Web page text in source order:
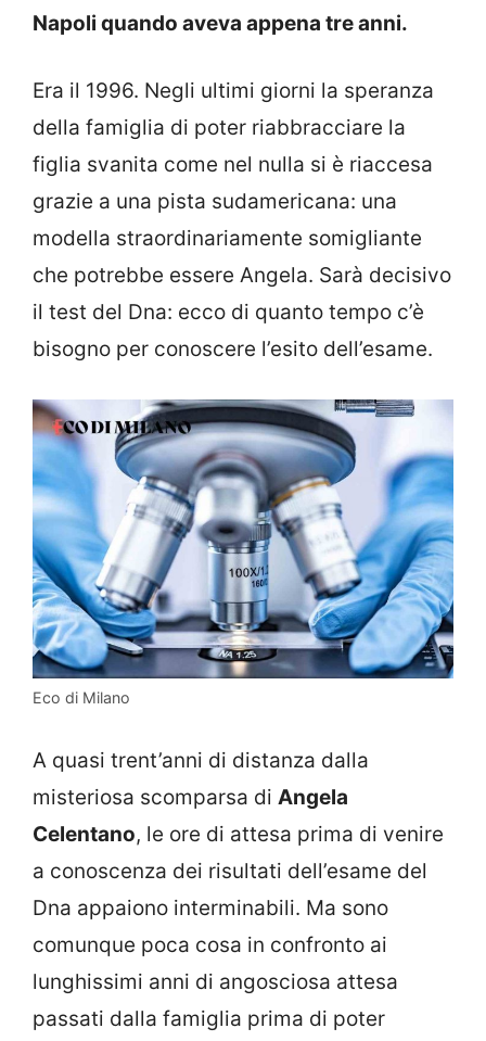
Napoli quando aveva appena tre anni.
Era il 1996. Negli ultimi giorni la speranza
della famiglia di poter riabbracciare la
figlia svanita come nel nulla si è riaccesa
grazie a una pista sudamericana: una
modella straordinariamente somigliante
che potrebbe essere Angela. Sarà decisivo
il test del Dna: ecco di quanto tempo c’è
bisogno per conoscere l’esito dell’esame.
Eco di Milano
A quasi trent’anni di distanza dalla
misteriosa scomparsa di Angela
Celentano, le ore di attesa prima di venire
a conoscenza dei risultati dell’esame del
Dna appaiono interminabili. Ma sono
comunque poca cosa in confronto ai
lunghissimi anni di angosciosa attesa
passati dalla famiglia prima di poter